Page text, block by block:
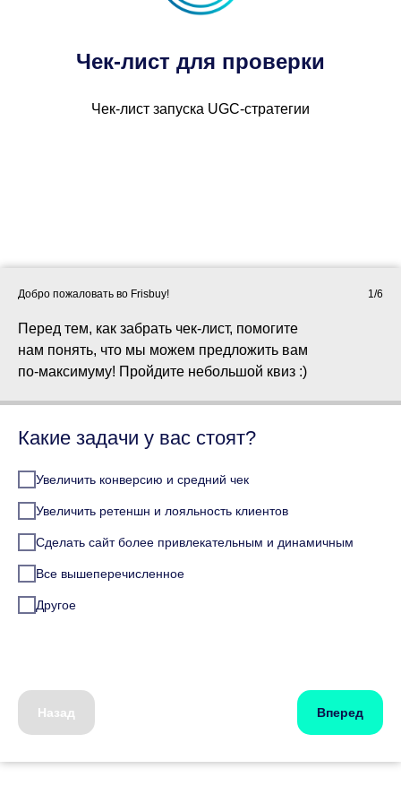
Чек-лист для проверки
Чек-лист запуска UGC-стратегии
Добро пожаловать во Frisbuy!
Перед тем, как забрать чек-лист, помогите
нам понять, что мы можем предложить вам
по-максимуму! Пройдите небольшой квиз :)
1/6
Какие задачи у вас стоят?
Увеличить конверсию и средний чек
Увеличить ретеншн и лояльность клиентов
Сделать сайт более привлекательным и динамичным
Все вышеперечисленное
Другое
Назад Вперед